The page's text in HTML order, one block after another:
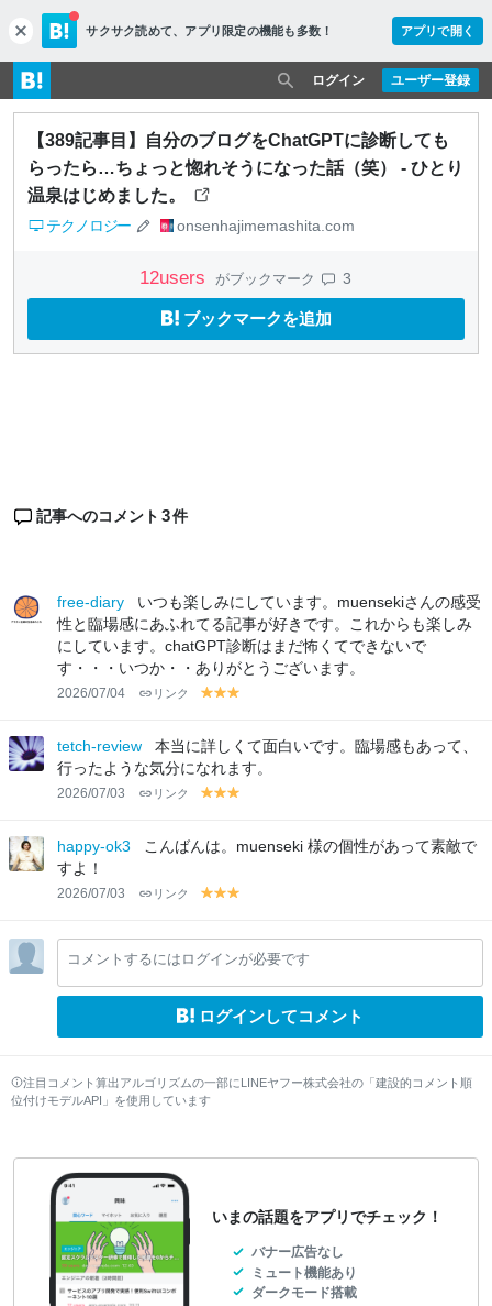
c
l
o
s
e
サクサク読めて、 アプリ限定の機能も多数！ アプリで開く
ユーザー登録
ログイン
【389記事目】自分のブログをChatGPTに診断しても
らったら…ちょっと惚れそうになった話（笑） - ひとり
温泉はじめました。
テクノロジー onsenhajimemashita.com
12users がブックマーク 3
ブックマークを追加
記事へのコメント 3件
free-diary
いつも楽しみにしています。muensekiさんの感受
性と臨場感にあふれてる記事が好きです。これからも楽しみ
にしています。chatGPT診断はまだ怖くてできないで
す・・・いつか・・ありがとうございます。
2026/07/04 リンク
y
lo
w
y
lo
w
lo
w
tetch-review
本当に詳しくて面白いです。臨場感もあって、
行ったような気分になれます。
2026/07/03 リンク
y
lo
y
lo
lo
happy-ok3
こんばんは。muenseki 様の個性があって素敵で
すよ！
2026/07/03 リンク
y
lo
w
y
lo
w
lo
w
コメントするにはログインが必要です
ログインしてコメント
注目コメント算出アルゴリズムの一部にLINEヤフー株式会社の「建設的コメント順
位付けモデルAPI」を使用しています
いまの話題をアプリでチェック！
バナー広告なし
ミュート機能あり
ダークモード搭載